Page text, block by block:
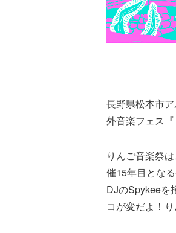
長野県松本市
外音楽フェス
りんご音楽祭
催15年目とな
DJのSpykeeを
コが変だよ！